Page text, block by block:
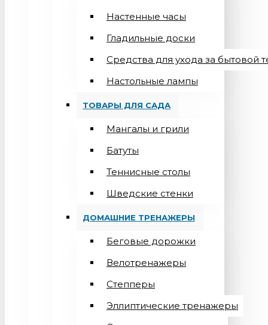
Настенные часы
Гладильные доски
Средства для ухода за бытовой
Настольные лампы
ТОВАРЫ ДЛЯ САДА
Мангалы и грили
Батуты
Теннисные столы
Шведские стенки
ДОМАШНИЕ ТРЕНАЖЕРЫ
Беговые дорожки
Велотренажеры
Степперы
Эллиптические тренажеры